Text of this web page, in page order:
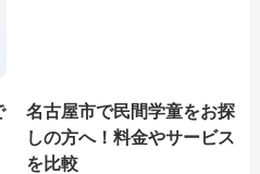
名古屋市で民間学童をお探
しの方へ！料金やサービス
を比較